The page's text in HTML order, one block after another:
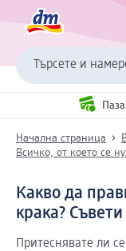
Търсете и
Начална страница
Всичко, от което се
Какво да
крака?
Притеснявате ли